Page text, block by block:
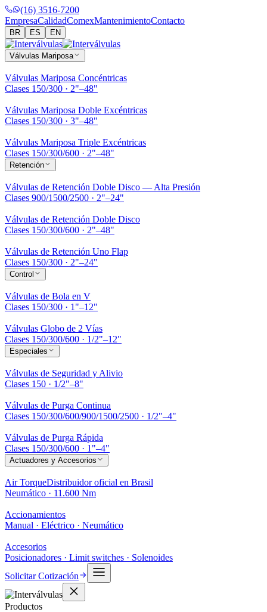
(16) 3516-7200
EmpresaCalidadComexMantenimientoContacto
BR ES EN
Válvulas Mariposa
Válvulas Mariposa Concéntricas
Clases 150/300 · 2"–48"
Válvulas Mariposa Doble Excéntricas
Clases 150/300 · 3"–48"
Válvulas Mariposa Triple Excéntricas
Clases 150/300/600 · 2"–48"
Retención
Válvulas de Retención Doble Disco — Alta Presión
Clases 900/1500/2500 · 2"–24"
Válvulas de Retención Doble Disco
Clases 150/300/600 · 2"–48"
Válvulas de Retención Uno Flap
Clases 150/300 · 2"–24"
Control
Válvulas de Bola en V
Clases 150/300 · 1"–12"
Válvulas Globo de 2 Vías
Clases 150/300/600 · 1/2"–12"
Especiales
Válvulas de Seguridad y Alivio
Clases 150 · 1/2"–8"
Válvulas de Purga Continua
Clases 150/300/600/900/1500/2500 · 1/2"–4"
Válvulas de Purga Rápida
Clases 150/300/600 · 1"–4"
Actuadores y Accesorios
Air TorqueDistribuidor oficial en Brasil
Neumático · 11.600 Nm
Accionamientos
Manual · Eléctrico · Neumático
Accesorios
Posicionadores · Limit switches · Solenoides
Solicitar Cotización
Productos